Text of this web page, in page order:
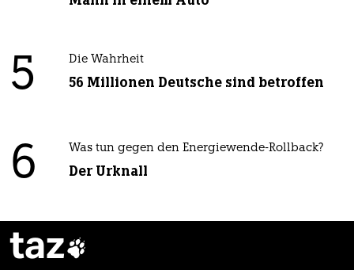
5 Die Wahrheit
56 Millionen Deutsche sind betroffen
6 Was tun gegen den Energiewende-Rollback?
Der Urknall
taz